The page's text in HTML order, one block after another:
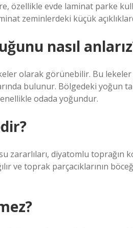
özellikle evde laminat parke
zeminlerdeki küçük
nasıl
olarak görünebilir. Bu
bulunur. Bölgedeki yoğun
odada yoğundur.
zararlıları, diyatomlu toprağın
ve toprak parçacıklarının